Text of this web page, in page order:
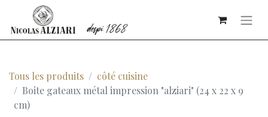
Tous les produits
côté cuisine
Boite gateaux métal impression "alziari" (24 x 22 x 9
cm)